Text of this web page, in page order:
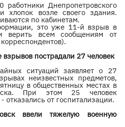
Днепропетровского
хлопок возле своего здания.
по кабинетам.
это уже 11-й взрыв в
верить всем сообщениям от
пострадали 27 человек
ситуаций заявляет о 27
неизвестных предметов,
в общественных местах в
При этом 25 человек
отказались от госпитализации.
ввели тяжелую военную